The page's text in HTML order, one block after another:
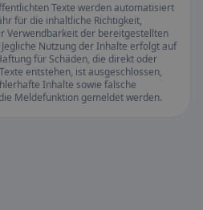
Texte werden automatisiert
für die inhaltliche Richtigkeit,
Verwendbarkeit der bereitgestellten
Nutzung der Inhalte erfolgt auf
für Schäden, die direkt oder
entstehen, ist ausgeschlossen,
Inhalte sowie falsche
Meldefunktion gemeldet werden.